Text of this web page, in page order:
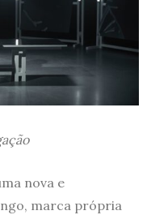
nova e
marca própria